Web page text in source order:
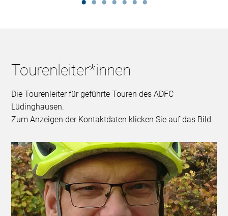
Tourenleiter*innen
Die Tourenleiter für geführte Touren des ADFC
Lüdinghausen.
Zum Anzeigen der Kontaktdaten klicken Sie auf das Bild.